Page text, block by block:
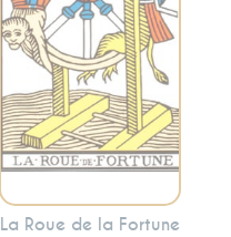
les choses sont en
mouvement et que
vous êtes à un point
tournant.
La Roue de la Fortune